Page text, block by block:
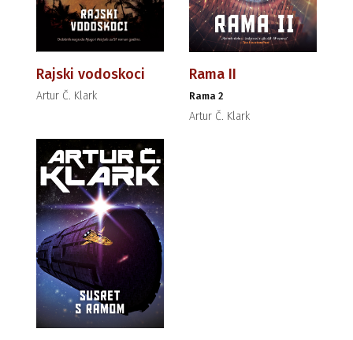
Rajski vodoskoci
Artur Č. Klark
Rama II
Rama 2
Artur Č. Klark